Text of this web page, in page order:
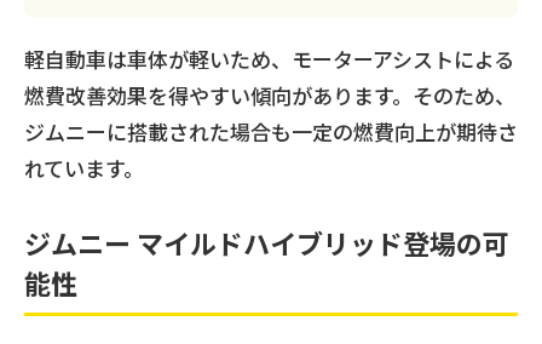
軽自動車は車体が軽いため、モーターアシストによる
燃費改善効果を得やすい傾向があります。そのため、
ジムニーに搭載された場合も一定の燃費向上が期待さ
れています。
ジムニー マイルドハイブリッド登場の可
能性